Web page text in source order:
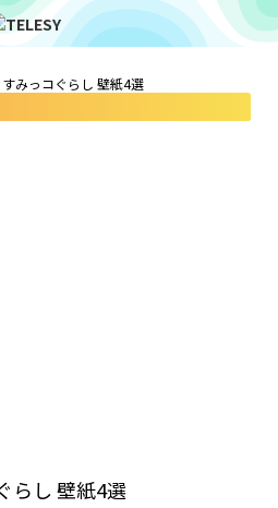
ホーム
みっコぐらし 壁紙4選
らし 壁紙4選